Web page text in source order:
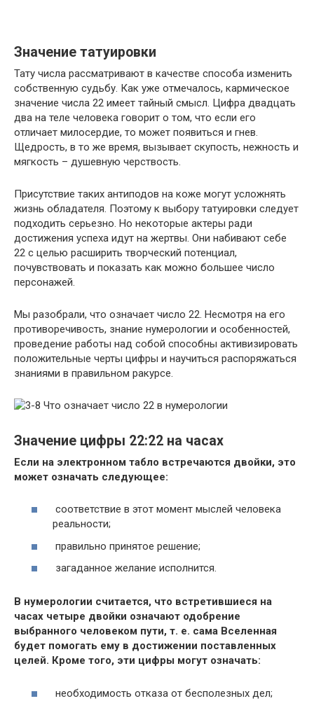
Значение татуировки
Тату числа рассматривают в качестве способа изменить
собственную судьбу. Как уже отмечалось, кармическое
значение числа 22 имеет тайный смысл. Цифра двадцать
два на теле человека говорит о том, что если его
отличает милосердие, то может появиться и гнев.
Щедрость, в то же время, вызывает скупость, нежность и
мягкость – душевную черствость.
Присутствие таких антиподов на коже могут усложнять
жизнь обладателя. Поэтому к выбору татуировки следует
подходить серьезно. Но некоторые актеры ради
достижения успеха идут на жертвы. Они набивают себе
22 с целью расширить творческий потенциал,
почувствовать и показать как можно большее число
персонажей.
Мы разобрали, что означает число 22. Несмотря на его
противоречивость, знание нумерологии и особенностей,
проведение работы над собой способны активизировать
положительные черты цифры и научиться распоряжаться
знаниями в правильном ракурсе.
Значение цифры 22:22 на часах
Если на электронном табло встречаются двойки, это
может означать следующее:
соответствие в этот момент мыслей человека
реальности;
правильно принятое решение;
загаданное желание исполнится.
В нумерологии считается, что встретившиеся на
часах четыре двойки означают одобрение
выбранного человеком пути, т. е. сама Вселенная
будет помогать ему в достижении поставленных
целей. Кроме того, эти цифры могут означать:
необходимость отказа от бесполезных дел;